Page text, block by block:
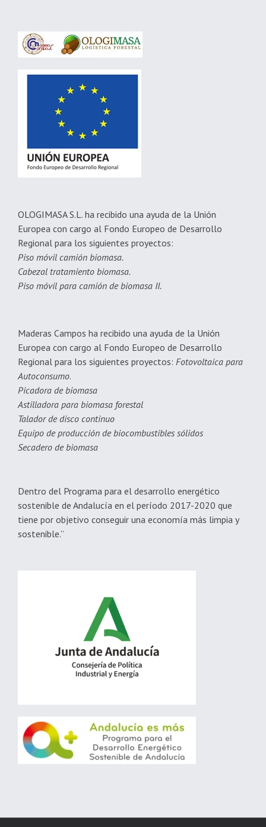
OLOGIMASA S.L. ha recibido una ayuda de la Unión
Europea con cargo al Fondo Europeo de Desarrollo
Regional para los siguientes proyectos:
Piso móvil camión biomasa.
Cabezal tratamiento biomasa.
Piso móvil para camión de biomasa II.
Maderas Campos ha recibido una ayuda de la Unión
Europea con cargo al Fondo Europeo de Desarrollo
Regional para los siguientes proyectos: Fotovoltaica para
Autoconsumo.
Picadora de biomasa
Astilladora para biomasa forestal
Talador de disco continuo
Equipo de producción de biocombustibles sólidos
Secadero de biomasa
Dentro del Programa para el desarrollo energético
sostenible de Andalucía en el período 2017-2020 que
tiene por objetivo conseguir una economía más limpia y
sostenible.”